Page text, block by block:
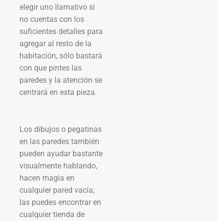
elegir uno llamativo si
no cuentas con los
suficientes detalles para
agregar al resto de la
habitación, sólo bastará
con que pintes las
paredes y la atención se
centrará en esta pieza.
Los dibujos o pegatinas
en las paredes también
pueden ayudar bastante
visualmente hablando,
hacen magia en
cualquier pared vacía;
las puedes encontrar en
cualquier tienda de